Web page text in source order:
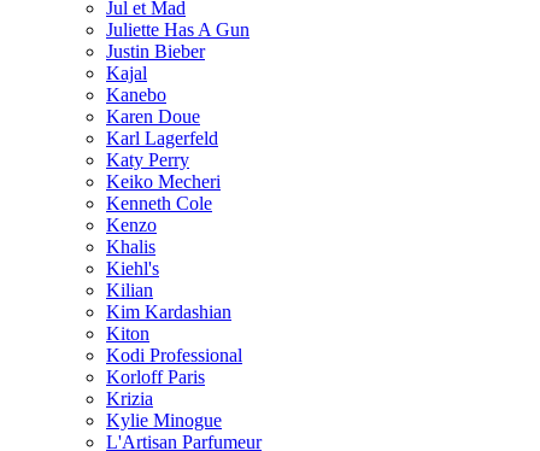
Jul et Mad
Juliette Has A Gun
Justin Bieber
Kajal
Kanebo
Karen Doue
Karl Lagerfeld
Katy Perry
Keiko Mecheri
Kenneth Cole
Kenzo
Khalis
Kiehl's
Kilian
Kim Kardashian
Kiton
Kodi Professional
Korloff Paris
Krizia
Kylie Minogue
L'Artisan Parfumeur